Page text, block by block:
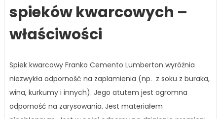
spieków kwarcowych –
właściwości
Spiek kwarcowy Franko Cemento Lumberton wyróżnia
niezwykła odporność na zaplamienia (np. z soku z buraka,
wina, kurkumy i innych). Jego atutem jest ogromna
odporność na zarysowania. Jest materiałem